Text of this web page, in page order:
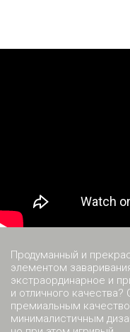
Продуманный и
элементом
экстраординарное и
и отличного
премиальным
минималистичным